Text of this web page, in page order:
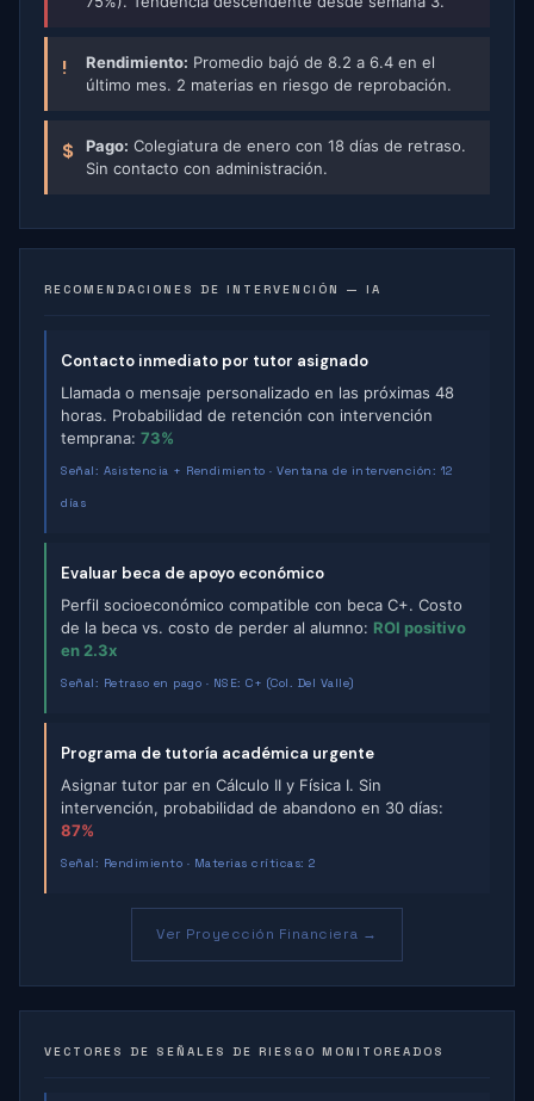
! Rendimiento: Promedio bajó de 8.2 a 6.4 en el
último mes. 2 materias en riesgo de reprobación.
$ Pago: Colegiatura de enero con 18 días de retraso.
Sin contacto con administración.
RECOMENDACIONES DE INTERVENCIÓN — IA
Contacto inmediato por tutor asignado
Llamada o mensaje personalizado en las próximas 48
horas. Probabilidad de retención con intervención
temprana: 73%
Señal: Asistencia + Rendimiento · Ventana de intervención: 12
días
Evaluar beca de apoyo económico
Perfil socioeconómico compatible con beca C+. Costo
de la beca vs. costo de perder al alumno: ROI positivo
en 2.3x
Señal: Retraso en pago · NSE: C+ (Col. Del Valle)
Programa de tutoría académica urgente
Asignar tutor par en Cálculo II y Física I. Sin
intervención, probabilidad de abandono en 30 días:
87%
Señal: Rendimiento · Materias críticas: 2
Ver Proyección Financiera →
VECTORES DE SEÑALES DE RIESGO MONITOREADOS